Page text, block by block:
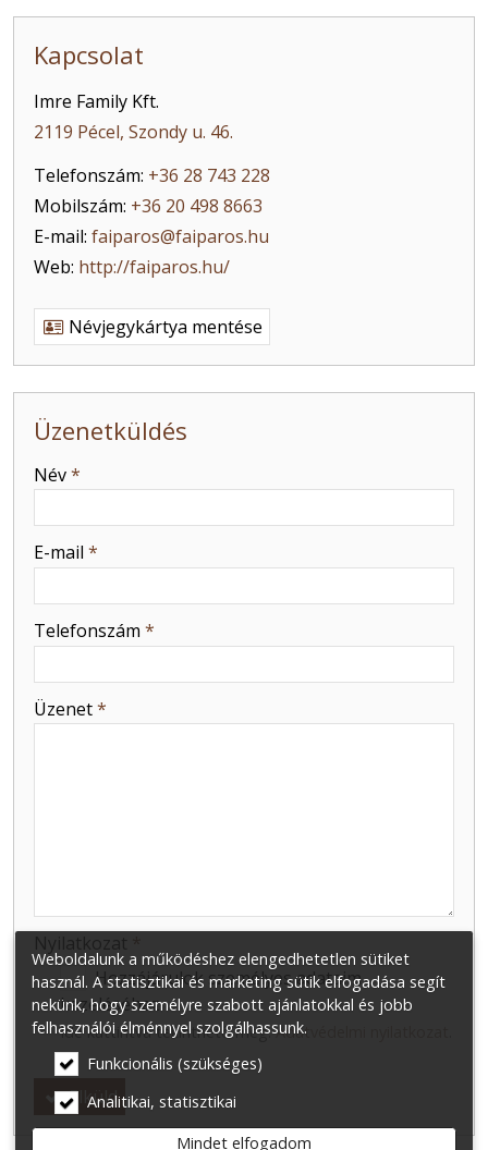
Kapcsolat
Imre Family Kft.
2119 Pécel, Szondy u. 46.
Telefonszám: +36 28 743 228
Mobilszám: +36 20 498 8663
E-mail: faiparos@faiparos.hu
Web: http://faiparos.hu/
Névjegykártya mentése
Üzenetküldés
-
Név*
E-mail *
Telefonszám *
Üzenet*
Nyilatkozat
Hozzájárulok személyes adataim
kezeléséhez.
Ide kattintva tekinthető meg:Adatvédelmi nyilatkozat
Elküld
Weboldalunk a működéshez elengedhetetlen sütiket
használ. A statisztikai és marketing sütik elfogadása segít
nekünk, hogy személyre szabott ajánlatokkal és jobb
felhasználói élménnyel szolgálhassunk.
Funkcionális (szükséges)
Analitikai, statisztikai
Mindet elfogadom